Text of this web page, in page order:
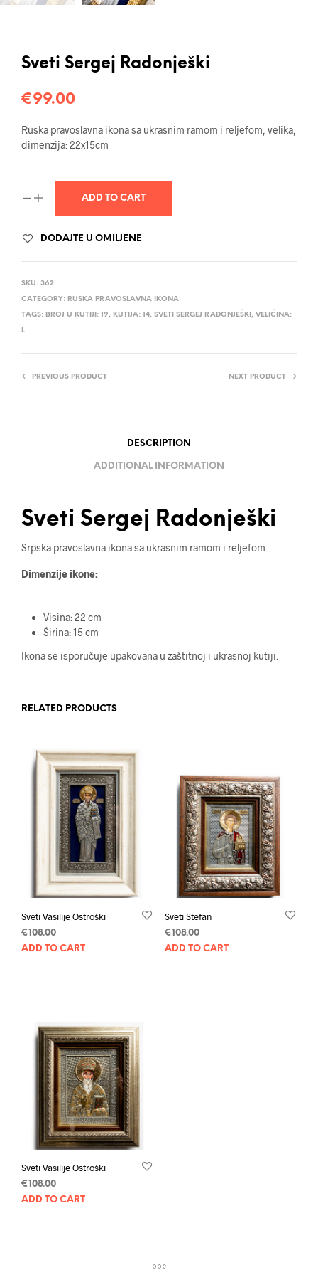
Sveti Sergej Radonješki
€99.00
Ruska pravoslavna ikona sa ukrasnim ramom i reljefom, velika,
dimenzija: 22x15cm
ADD TO CART
DODAJTE U OMILJENE
SKU: 362
CATEGORY: RUSKA PRAVOSLAVNA IKONA
TAGS: BROJ U KUTIJI: 19, KUTIJA: 14, SVETI SERGEJ RADONJEŠKI , VELIČINA:
L
PREVIOUS PRODUCT NEXT PRODUCT
DESCRIPTION
ADDITIONAL INFORMATION
Sveti Sergej Radonješki
Srpska pravoslavna ikona sa ukrasnim ramom i reljefom.
Dimenzije ikone:
Visina: 22 cm
Širina: 15 cm
Ikona se isporučuje upakovana u zaštitnoj i ukrasnoj kutiji.
RELATED PRODUCTS
Sveti Vasilije Ostroški
€108.00
ADD TO CART
Sveti Stefan
€108.00
ADD TO CART
Sveti Vasilije Ostroški
€ 108.00
ADD TO CART